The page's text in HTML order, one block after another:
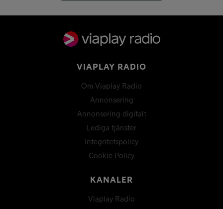
VIAPLAY RADIO
Om Viaplay Radio
Annonsering
Annonsering digitalt
Lediga tjänster
Integritetspolicy
Cookie Policy
KANALER
Viaplay Radio